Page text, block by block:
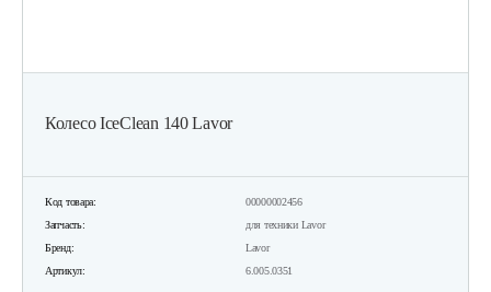
Колесо IceClean 140 Lavor
Код товара:
00000002456
Запчасть:
для техники Lavor
Бренд:
Lavor
Артикул:
6.005.0351